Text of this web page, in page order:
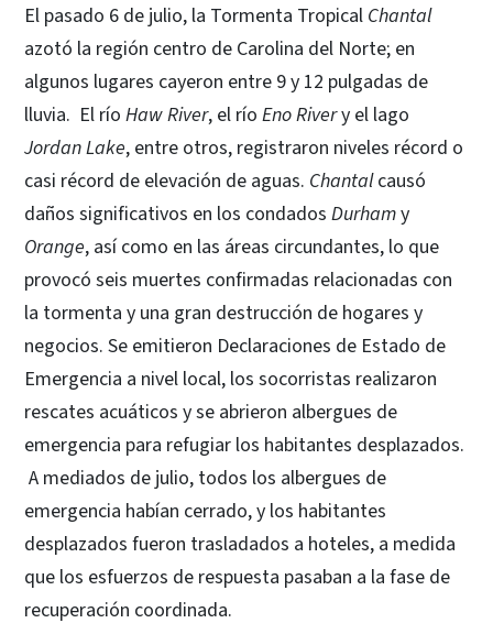
El pasado 6 de julio, la Tormenta Tropical Chantal
azotó la región centro de Carolina del Norte; en
algunos lugares cayeron entre 9 y 12 pulgadas de
lluvia. El río Haw River, el río Eno Rivery el lago
Jordan Lake, entre otros, registraron niveles récord o
casi récord de elevación de aguas. Chantalcausó
daños significativos en los condados Durhamy
Orange, así como en las áreas circundantes, lo que
provocó seis muertes confirmadas relacionadas con
la tormenta y una gran destrucción de hogares y
negocios. Se emitieron Declaraciones de Estado de
Emergencia a nivel local, los socorristas realizaron
rescates acuáticos y se abrieron albergues de
emergencia para refugiar los habitantes desplazados.
A mediados de julio, todos los albergues de
emergencia habían cerrado, y los habitantes
desplazados fueron trasladados a hoteles, a medida
que los esfuerzos de respuesta pasaban a la fase de
recuperación coordinada.